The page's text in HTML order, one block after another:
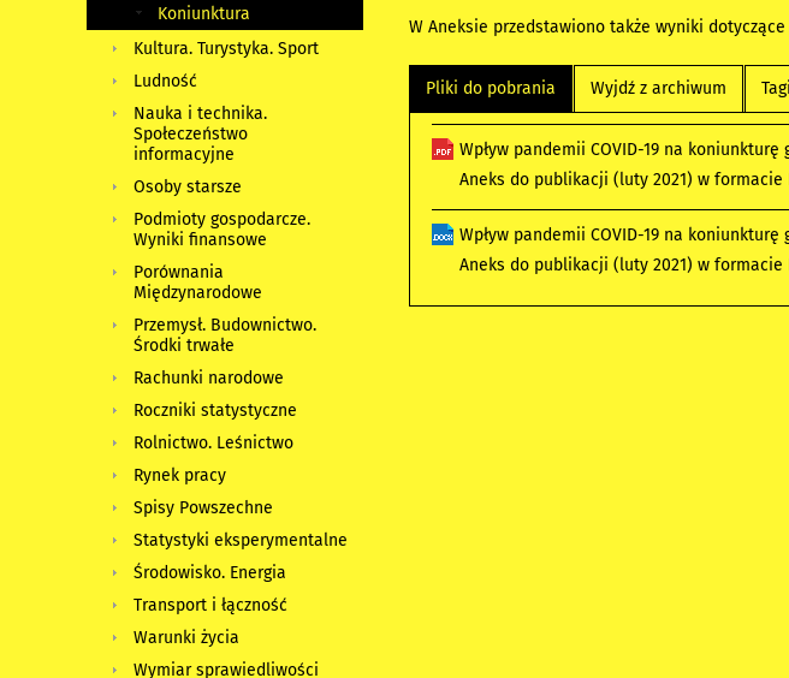
W Aneksie przedstawiono także wyniki
Pliki do pobrania Wyjdź z archiwum Tagi
Wpływ pandemii COVID-19 na
Aneks do publikacji (luty 2021) w formacie
Wpływ pandemii COVID-19 na
Aneks do publikacji (luty 2021) w formacie
Koniunktura
Kultura. Turystyka. Sport
Ludność
Nauka i technika.
Społeczeństwo
informacyjne
Osoby starsze
Podmioty gospodarcze.
Wyniki finansowe
Porównania
Międzynarodowe
Przemysł. Budownictwo.
Środki trwałe
Rachunki narodowe
Roczniki statystyczne
Rolnictwo. Leśnictwo
Rynek pracy
Spisy Powszechne
Statystyki eksperymentalne
Środowisko. Energia
Transport i łączność
Warunki życia
Wymiar sprawiedliwości